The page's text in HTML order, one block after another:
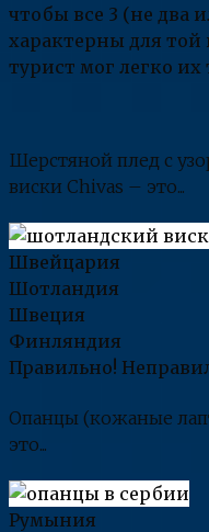
чтобы все 3 (не два
характерны для
турист мог легко
Шерстяной плед с
виски Chivas – это...
Швейцария
Шотландия
Швеция
Финляндия
Правильно!
Опанцы (кожаные
это...
Румыния